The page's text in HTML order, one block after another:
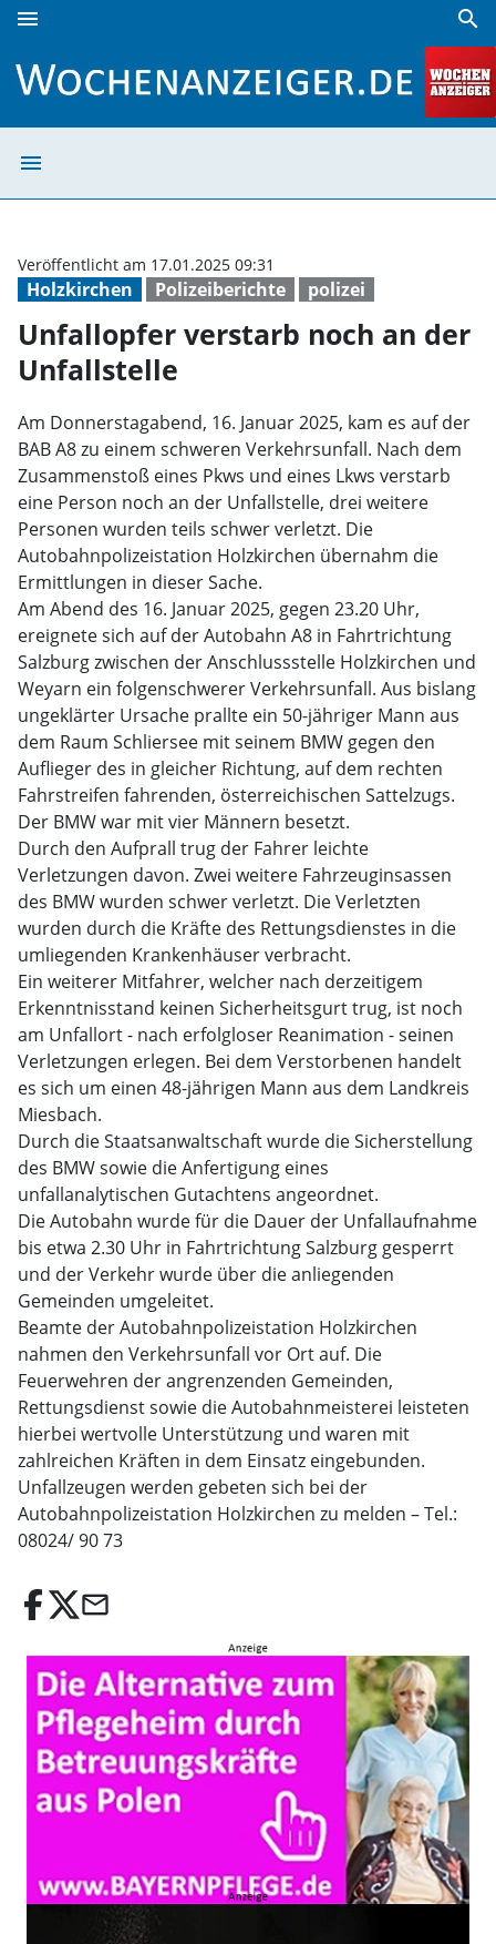
menu search
menu
Holzkirchen Polizeiberichte polizei
Veröffentlicht am 17.01.2025 09:31
Unfallopfer verstarb noch an der
Unfallstelle
Am Donnerstagabend, 16. Januar 2025, kam es auf der
BAB A8 zu einem schweren Verkehrsunfall. Nach dem
Zusammenstoß eines Pkws und eines Lkws verstarb
eine Person noch an der Unfallstelle, drei weitere
Personen wurden teils schwer verletzt. Die
Autobahnpolizeistation Holzkirchen übernahm die
Ermittlungen in dieser Sache.
Am Abend des 16. Januar 2025, gegen 23.20 Uhr,
ereignete sich auf der Autobahn A8 in Fahrtrichtung
Salzburg zwischen der Anschlussstelle Holzkirchen und
Weyarn ein folgenschwerer Verkehrsunfall. Aus bislang
ungeklärter Ursache prallte ein 50-jähriger Mann aus
dem Raum Schliersee mit seinem BMW gegen den
Auflieger des in gleicher Richtung, auf dem rechten
Fahrstreifen fahrenden, österreichischen Sattelzugs.
Der BMW war mit vier Männern besetzt.
Durch den Aufprall trug der Fahrer leichte
Verletzungen davon. Zwei weitere Fahrzeuginsassen
des BMW wurden schwer verletzt. Die Verletzten
wurden durch die Kräfte des Rettungsdienstes in die
umliegenden Krankenhäuser verbracht.
Ein weiterer Mitfahrer, welcher nach derzeitigem
Erkenntnisstand keinen Sicherheitsgurt trug, ist noch
am Unfallort - nach erfolgloser Reanimation - seinen
Verletzungen erlegen. Bei dem Verstorbenen handelt
es sich um einen 48-jährigen Mann aus dem Landkreis
Miesbach.
Durch die Staatsanwaltschaft wurde die Sicherstellung
des BMW sowie die Anfertigung eines
unfallanalytischen Gutachtens angeordnet.
Die Autobahn wurde für die Dauer der Unfallaufnahme
bis etwa 2.30 Uhr in Fahrtrichtung Salzburg gesperrt
und der Verkehr wurde über die anliegenden
Gemeinden umgeleitet.
Beamte der Autobahnpolizeistation Holzkirchen
nahmen den Verkehrsunfall vor Ort auf. Die
Feuerwehren der angrenzenden Gemeinden,
Rettungsdienst sowie die Autobahnmeisterei leisteten
hierbei wertvolle Unterstützung und waren mit
zahlreichen Kräften in dem Einsatz eingebunden.
Unfallzeugen werden gebeten sich bei der
Autobahnpolizeistation Holzkirchen zu melden – Tel.:
08024/ 90 73
email